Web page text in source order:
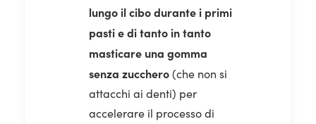
lungo il cibo durante i primi
pasti e di tanto in tanto
masticare una gomma
senza zucchero(che non si
attacchi ai denti) per
accelerare il processo di